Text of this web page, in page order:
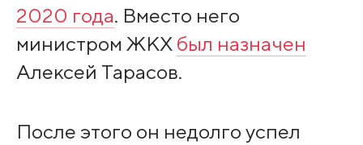
2020 года. Вместо него
министром ЖКХ был назначен
Алексей Тарасов.
После этого он недолго успел